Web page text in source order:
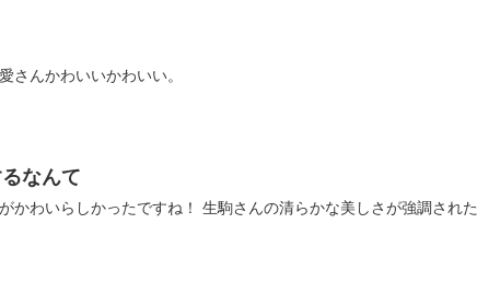
さんかわいいかわいい。
なんて
かわいらしかったですね！ 生駒さんの清らかな美しさが強調された